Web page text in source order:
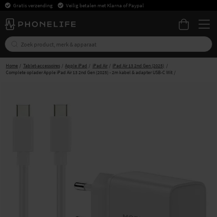
Gratis verzending Veilig betalen met Klarna of Paypal
Home Tablet-accessoires Apple iPad iPad Air
iPad Air 13 2nd Gen (2025)
Complete oplader Apple iPad Air 13 2nd Gen (2025) - 2m kabel & adapter USB-C Wit